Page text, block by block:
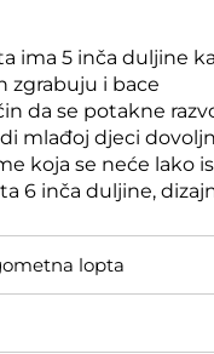
ima 5 inča duljine
zgrabuju i bace
da se potakne
djeci
koja se neće lako
6 inča duljine,
lopta